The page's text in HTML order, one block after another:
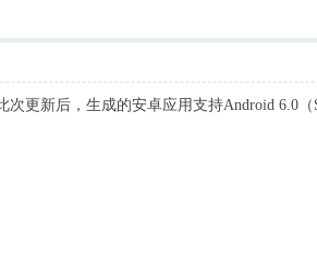
次更新后，生成的安卓应用支持Android